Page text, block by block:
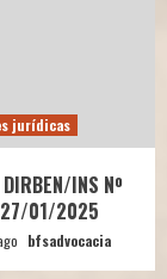
jurídicas
INS Nº
27/01/2025
bfsadvocacia